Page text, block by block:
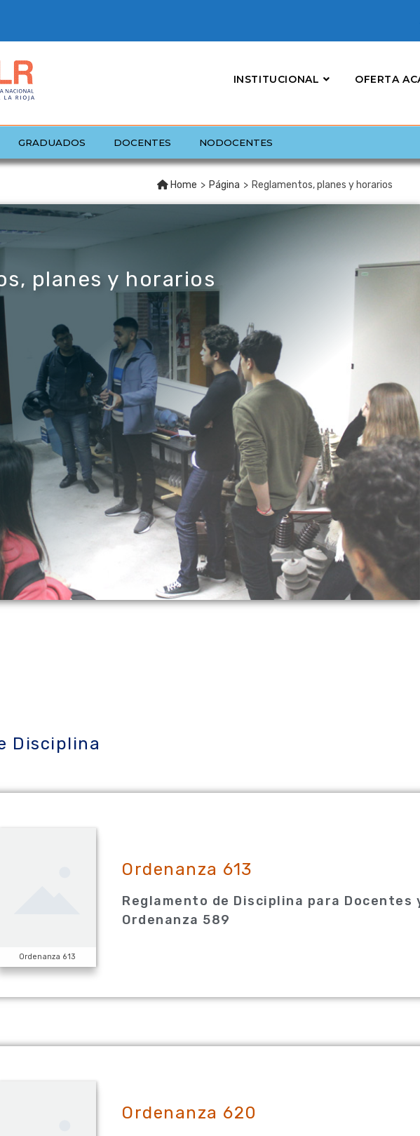
INSTITUCIONAL OFERTA
GRADUADOS DOCENTES NODOCENTES
Home > Página > Reglamentos, planes y horarios
planes y horarios
Disciplina
Ordenanza 613
Ordenanza 613
Reglamento de Disciplina para Docentes
Ordenanza 589
Ordenanza 620